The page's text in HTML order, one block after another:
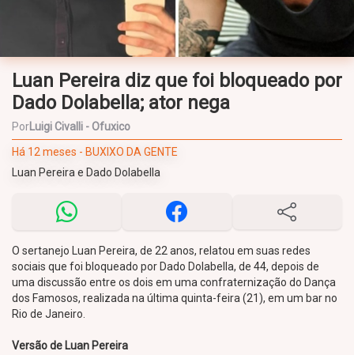
Luan Pereira diz que foi bloqueado por
Dado Dolabella; ator nega
PorLuigi Civalli - Ofuxico
Há 12 meses - BUXIXO DA GENTE
Luan Pereira e Dado Dolabella
O sertanejo Luan Pereira, de 22 anos, relatou em suas redes
sociais que foi bloqueado por Dado Dolabella, de 44, depois de
uma discussão entre os dois em uma confraternização do Dança
dos Famosos, realizada na última quinta-feira (21), em um bar no
Rio de Janeiro.
Versão de Luan Pereira